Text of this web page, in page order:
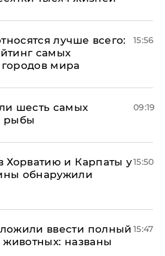
лучше всего:
самых
мира
15:56
шесть самых
рыбы
09:19
Хорватию и Карпаты у
обнаружили
15:50
ввести полный
животных: названы
15:47